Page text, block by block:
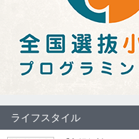
ライフスタイル